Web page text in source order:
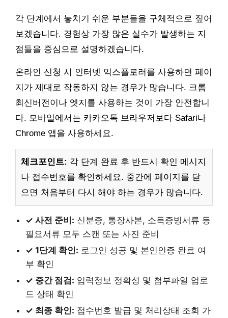
각 단계에서 놓치기 쉬운 부분들을 구체적으로 짚어
보겠습니다. 경험상 가장 많은 실수가 발생하는 지
점들을 중심으로 설명하겠습니다.
온라인 신청 시 인터넷 익스플로러를 사용하면 페이
지가 제대로 작동하지 않는 경우가 많습니다. 크롬
최신버전이나 엣지를 사용하는 것이 가장 안전합니
다. 모바일에서는 카카오톡 브라우저보다 Safari나
Chrome 앱을 사용하세요.
체크포인트: 각 단계 완료 후 반드시 확인 메시지
나 접수번호를 확인하세요. 중간에 페이지를 닫
으면 처음부터 다시 해야 하는 경우가 많습니다.
✓ 사전 준비: 신분증, 통장사본, 소득증빙서류 등
필요서류 모두 스캔 또는 사진 준비
✓ 1단계 확인: 로그인 성공 및 본인인증 완료 여
부 확인
✓ 중간 점검: 입력정보 정확성 및 첨부파일 업로
드 상태 확인
✓ 최종 확인: 접수번호 발급 및 처리상태 조회 가